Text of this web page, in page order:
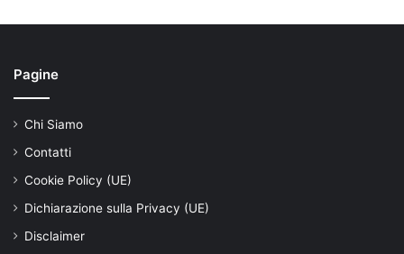
Pagine
Chi Siamo
Contatti
Cookie Policy (UE)
Dichiarazione sulla Privacy (UE)
Disclaimer